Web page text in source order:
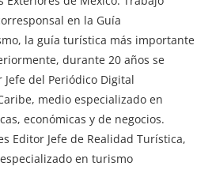
en la Guía
la guía turística más importante
durante 20 años se
del Periódico Digital
medio especializado en
económicas y de negocios.
Editor Jefe de Realidad Turística,
en turismo